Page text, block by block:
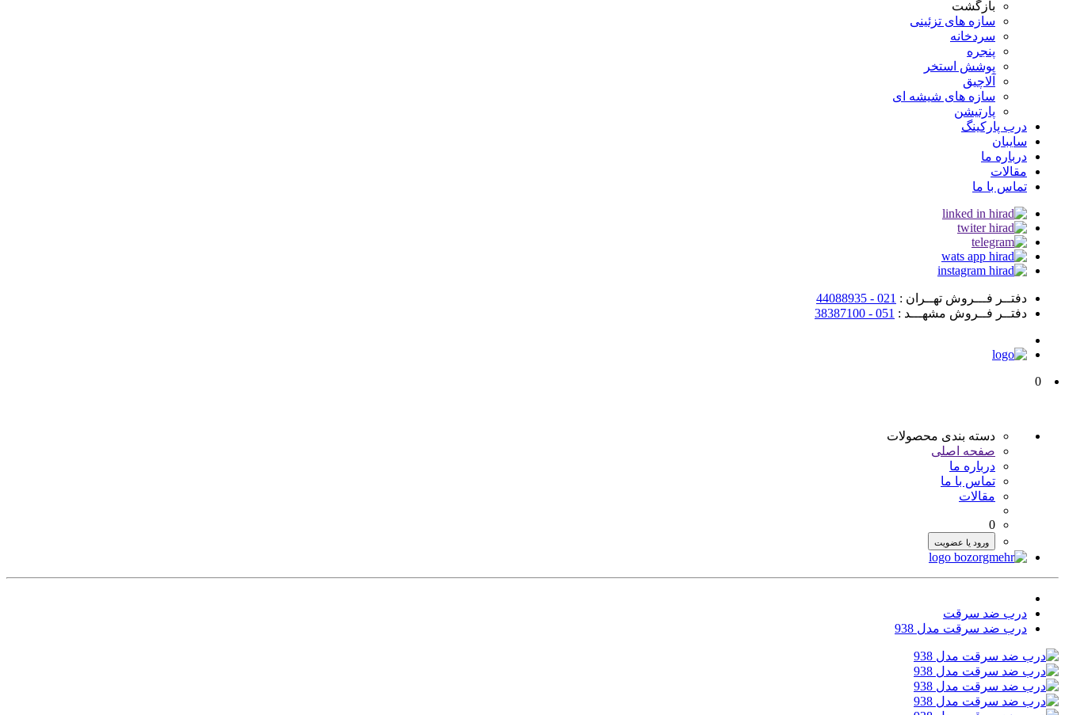
بازگشت
سازه های تزئینی
سردخانه
پنجره
پوشش استخر
آلاچیق
سازه های شیشه ای
پارتیشن
درب پارکینگ
سایبان
درباره ما
مقالات
تماس با ما
دفتــر فـــروش تهــران : 021 - 44088935
دفتــر فــروش مشهـــد : 051 - 38387100
0
دسته بندی محصولات
صفحه اصلی
درباره ما
تماس با ما
مقالات
0
ورود یا عضویت
درب ضد سرقت
درب ضد سرقت مدل 938